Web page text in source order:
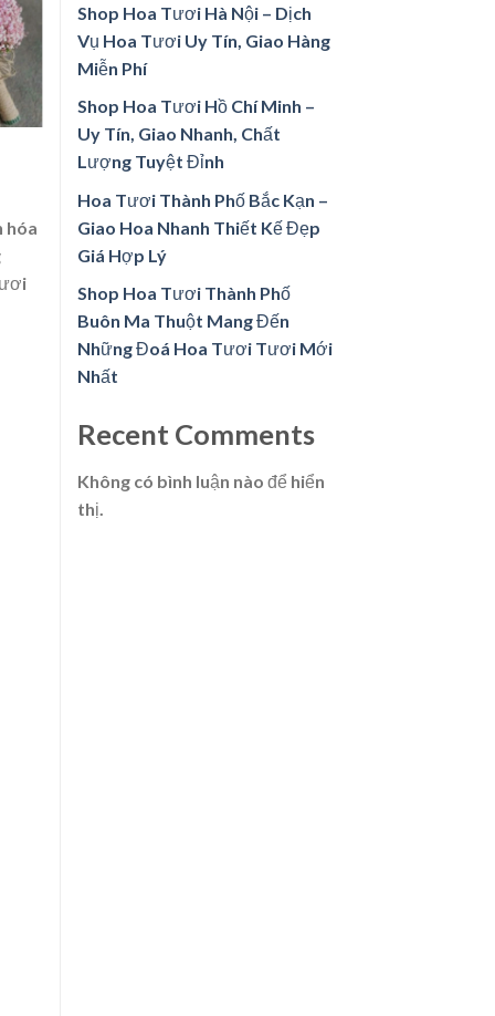
hóa
Shop Hoa Tươi Hà Nội – Dịch
Vụ Hoa Tươi Uy Tín, Giao Hàng
Miễn Phí
Shop Hoa Tươi Hồ Chí Minh –
Uy Tín, Giao Nhanh, Chất
Lượng Tuyệt Đỉnh
Hoa Tươi Thành Phố Bắc Kạn –
Giao Hoa Nhanh Thiết Kế Đẹp
Giá Hợp Lý
Shop Hoa Tươi Thành Phố
Buôn Ma Thuột Mang Đến
Những Đoá Hoa Tươi Tươi Mới
Nhất
Recent Comments
Không có bình luận nào để hiển
thị.